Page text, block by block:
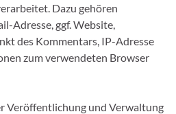
Dazu gehören
Adresse, ggf. Website,
des Kommentars, IP-Adresse
zum verwendeten Browser
Veröffentlichung und Verwaltung